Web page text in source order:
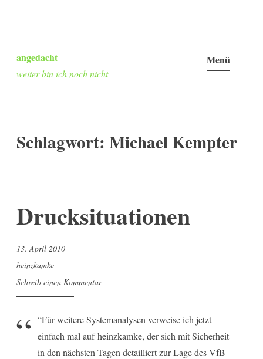
Inhalt
springen
angedacht
weiter bin ich noch nicht
Menü
Schlagwort: Michael Kempter
Drucksituationen
13. April 2010
heinzkamke
Schreib einen Kommentar
“Für weitere Systemanalysen verweise ich jetzt
einfach mal auf heinzkamke, der sich mit Sicherheit
in den nächsten Tagen detailliert zur Lage des VfB